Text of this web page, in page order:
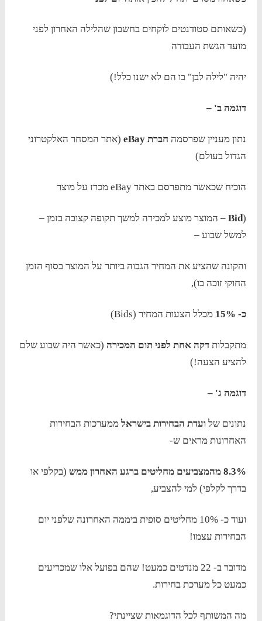
(כשאותם סטודנטים לוקחים בחשבון שהלילה האחרון לפני
מועד הגשת העבודה
יהיה "לילה לבן" בו הם לא ישנו כלל!)
דוגמה ב' –
נתון מעניין שפרסמה חברתeBay (אתר המסחר האלקטרוני
הגדול בעולם)
הוכיח שכאשר מתפרסם באתר eBay מכרז על מוצר
(
Bid – המוצר מוצע למכירה למשך תקופה קצובה בזמן –
למשל שבוע –
והקונה שהציע את המחיר הגבוה ביותר על המוצר בסוף הזמן
החוקי זוכה בו),
כ- 15% מכלל הצעות המחיר (Bids)
מתקבלותדקה אחת לפני תום המכירה (כאשר היה שבוע שלם
להציע הצעה!)
דוגמה ג' –
נתונים של ועדת הבחירות בישראל ממערכות הבחירות
האחרונות מראים ש-
8.3% מהמצביעים מחליטים ברגע האחרון ממש
(בקלפי או
בדרך לקלפי) למי להצביע,
ועוד כ- 10% מחליטים סופית ביממה האחרונה שלפני יום
הבחירות עצמו!
מדובר ב- 22 מנדטים כמעט! שהם בפועל אלו שמכריעים
כמעט כל מערכת בחירות.
מה המשותף לכל הדוגמאות שציינתי?